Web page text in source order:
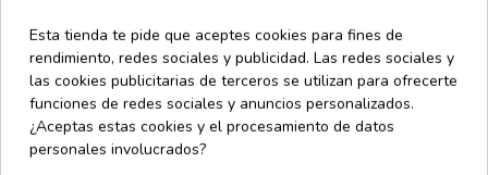
se busca orden y buena presentación.
Fabricada en cartón rígido color blanco, esta bandeja aporta una
imagen limpia y profesional, encajando perfectamente en todo tipo
de negocios del sector alimentario: pastelerías, panaderías, food
trucks, tiendas gourmet o cáterings. También es muy útil en
fiestas, celebraciones particulares o servicios de take away.
Esta tienda te pide que aceptes cookies para fines de
rendimiento, redes sociales y publicidad. Las redes sociales y
las cookies publicitarias de terceros se utilizan para ofrecerte
funciones de redes sociales y anuncios personalizados.
¿Aceptas estas cookies y el procesamiento de datos
personales involucrados?